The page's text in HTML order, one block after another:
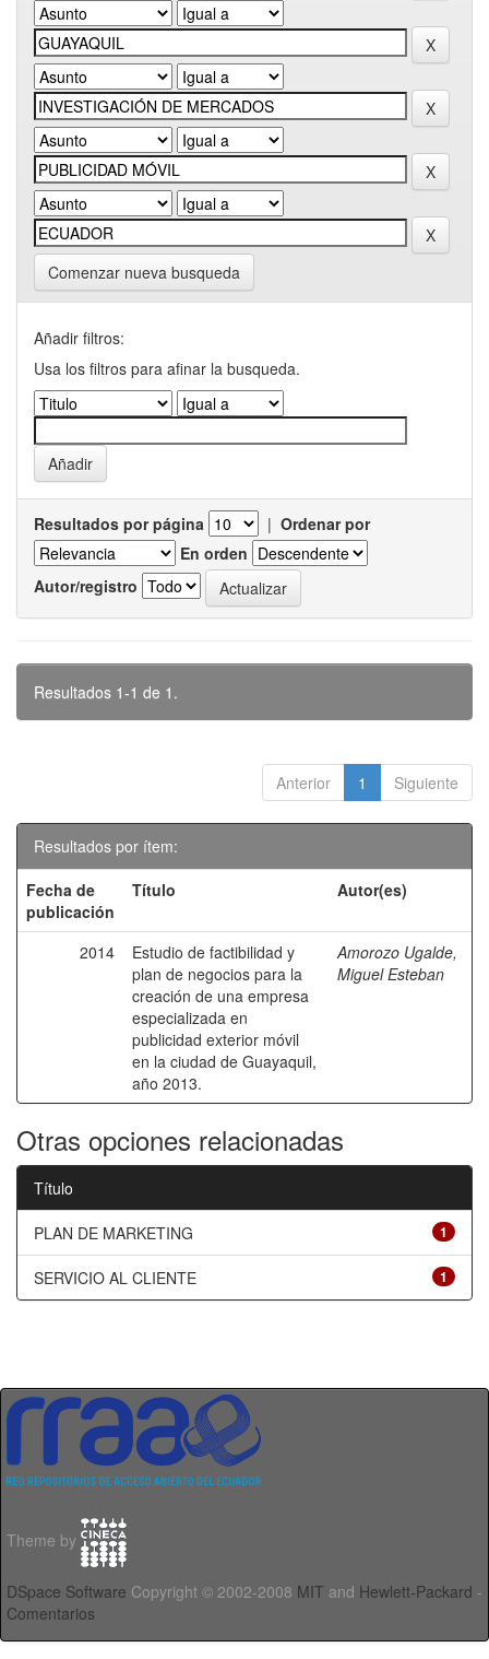
Comenzar nueva busqueda
Añadir filtros:
Usa los filtros para afinar la busqueda.
Resultados por página | Ordenar por
En orden
Autor/registro
Resultados 1-1 de 1.
Anterior 1 Siguiente
Resultados por ítem:
Fecha de
publicación
Título Autor(es)
2014
Estudio de factibilidad y
plan de negocios para la
creación de una empresa
especializada en
publicidad exterior móvil
en la ciudad de Guayaquil,
año 2013.
Amorozo Ugalde,
Miguel Esteban
Otras opciones relacionadas
Título
1
PLAN DE MARKETING
1
SERVICIO AL CLIENTE
Theme by
DSpace Software Copyright © 2002-2008 MIT and Hewlett-Packard -
Comentarios